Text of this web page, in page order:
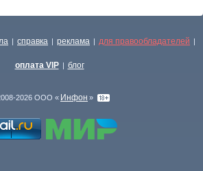
| справка | реклама | для правообладателей |
оплата VIP | блог
2026 ООО « Инфон »